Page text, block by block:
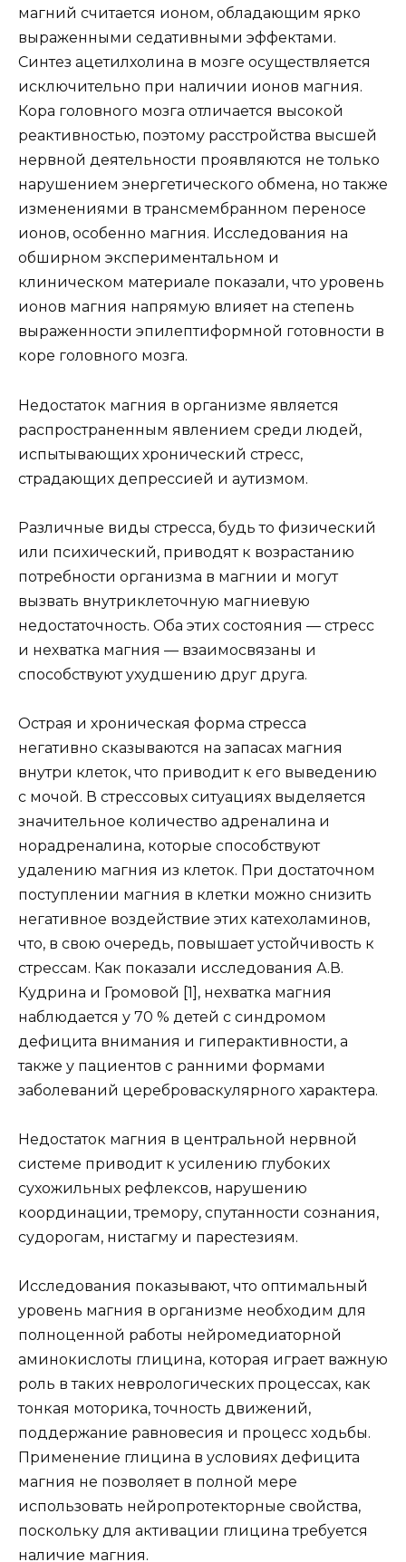
магний считается ионом, обладающим ярко
выраженными седативными эффектами.
Синтез ацетилхолина в мозге осуществляется
исключительно при наличии ионов магния.
Кора головного мозга отличается высокой
реактивностью, поэтому расстройства высшей
нервной деятельности проявляются не только
нарушением энергетического обмена, но также
изменениями в трансмембранном переносе
ионов, особенно магния. Исследования на
обширном экспериментальном и
клиническом материале показали, что уровень
ионов магния напрямую влияет на степень
выраженности эпилептиформной готовности в
коре головного мозга.
Недостаток магния в организме является
распространенным явлением среди людей,
испытывающих хронический стресс,
страдающих депрессией и аутизмом.
Различные виды стресса, будь то физический
или психический, приводят к возрастанию
потребности организма в магнии и могут
вызвать внутриклеточную магниевую
недостаточность. Оба этих состояния — стресс
и нехватка магния — взаимосвязаны и
способствуют ухудшению друг друга.
Острая и хроническая форма стресса
негативно сказываются на запасах магния
внутри клеток, что приводит к его выведению
с мочой. В стрессовых ситуациях выделяется
значительное количество адреналина и
норадреналина, которые способствуют
удалению магния из клеток. При достаточном
поступлении магния в клетки можно снизить
негативное воздействие этих катехоламинов,
что, в свою очередь, повышает устойчивость к
стрессам. Как показали исследования А.В.
Кудрина и Громовой [1], нехватка магния
наблюдается у 70 % детей с синдромом
дефицита внимания и гиперактивности, а
также у пациентов с ранними формами
заболеваний цереброваскулярного характера.
Недостаток магния в центральной нервной
системе приводит к усилению глубоких
сухожильных рефлексов, нарушению
координации, тремору, спутанности сознания,
судорогам, нистагму и парестезиям.
Исследования показывают, что оптимальный
уровень магния в организме необходим для
полноценной работы нейромедиаторной
аминокислоты глицина, которая играет важную
роль в таких неврологических процессах, как
тонкая моторика, точность движений,
поддержание равновесия и процесс ходьбы.
Применение глицина в условиях дефицита
магния не позволяет в полной мере
использовать нейропротекторные свойства,
поскольку для активации глицина требуется
наличие магния.